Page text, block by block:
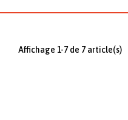
Affichage 1-7 de 7 article(s)